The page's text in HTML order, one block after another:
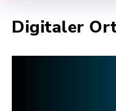
Digitaler